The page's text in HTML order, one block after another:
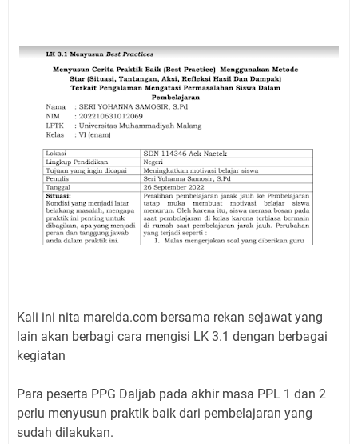
Kali ini nita marelda.com bersama rekan sejawat yang
lain akan berbagi cara mengisi LK 3.1 dengan berbagai
kegiatan
Para peserta PPG Daljab pada akhir masa PPL 1 dan 2
perlu menyusun praktik baik dari pembelajaran yang
sudah dilakukan.